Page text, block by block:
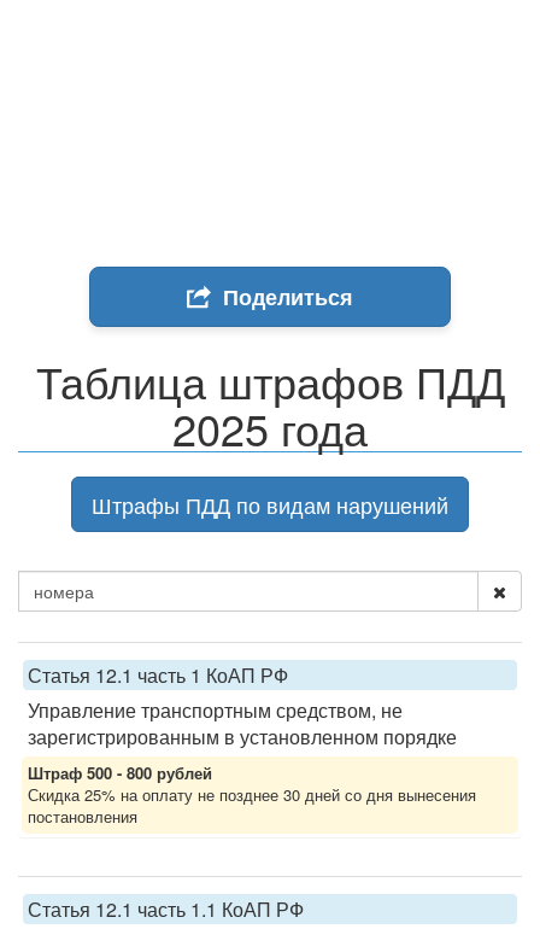
Поделиться
Таблица штрафов ПДД
2025 года
Штрафы ПДД по видам нарушений
Статья 12.1 часть 1 КоАП РФ
Управление транспортным средством, не
зарегистрированным в установленном порядке
Штраф 500 - 800 рублей
Скидка 25% на оплату не позднее 30 дней со дня вынесения
постановления
Статья 12.1 часть 1.1 КоАП РФ